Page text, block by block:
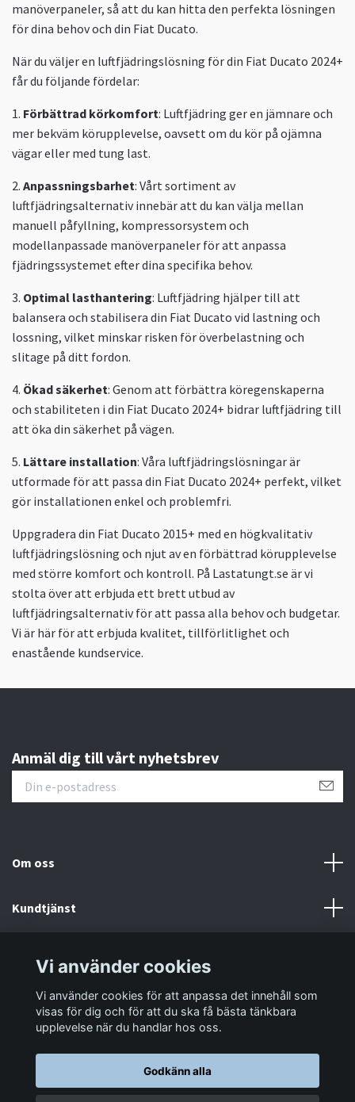
manöverpaneler, så att du kan hitta den perfekta lösningen
för dina behov och din Fiat Ducato.
När du väljer en luftfjädringslösning för din Fiat Ducato 2024+
får du följande fördelar:
1. Förbättrad körkomfort: Luftfjädring ger en jämnare och
mer bekväm körupplevelse, oavsett om du kör på ojämna
vägar eller med tung last.
2. Anpassningsbarhet: Vårt sortiment av
luftfjädringsalternativ innebär att du kan välja mellan
manuell påfyllning, kompressorsystem och
modellanpassade manöverpaneler för att anpassa
fjädringssystemet efter dina specifika behov.
3. Optimal lasthantering: Luftfjädring hjälper till att
balansera och stabilisera din Fiat Ducato vid lastning och
lossning, vilket minskar risken för överbelastning och
slitage på ditt fordon.
4. Ökad säkerhet: Genom att förbättra köregenskaperna
och stabiliteten i din Fiat Ducato 2024+ bidrar luftfjädring till
att öka din säkerhet på vägen.
5. Lättare installation: Våra luftfjädringslösningar är
utformade för att passa din Fiat Ducato 2024+ perfekt, vilket
gör installationen enkel och problemfri.
Uppgradera din Fiat Ducato 2015+ med en högkvalitativ
luftfjädringslösning och njut av en förbättrad körupplevelse
med större komfort och kontroll. På Lastatungt.se är vi
stolta över att erbjuda ett brett utbud av
luftfjädringsalternativ för att passa alla behov och budgetar.
Vi är här för att erbjuda kvalitet, tillförlitlighet och
enastående kundservice.
Anmäl dig till vårt nyhetsbrev
Om oss
Kundtjänst
Sociala medier
Vi använder cookies
Vi använder cookies för att anpassa det innehåll som
visas för dig och för att du ska få bästa tänkbara
upplevelse när du handlar hos oss.
Godkänn alla